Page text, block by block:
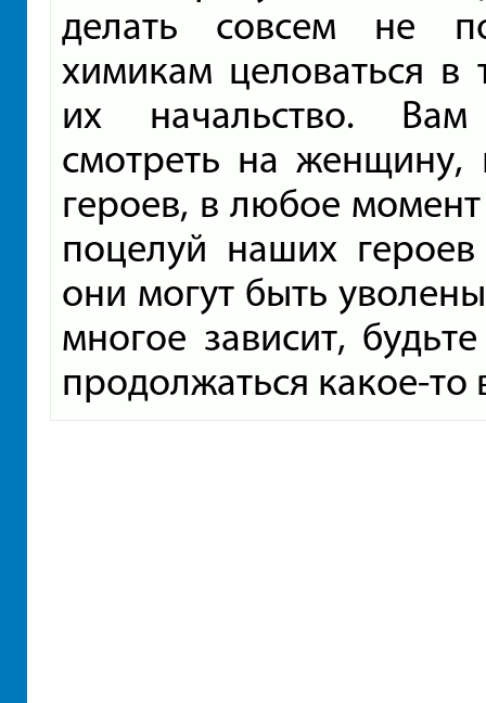
делать совсем не
химикам целоваться в
их начальство. Вам
смотреть на женщину,
героев, в любое
поцелуй наших
они могут быть
многое зависит,
продолжаться какое-то